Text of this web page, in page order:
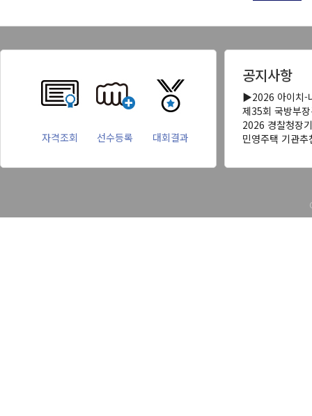
자격조회 선수등록 대회결과
공지사항
▶2026 아이치-
제35회 국방부
2026 경찰청장
민영주택 기관